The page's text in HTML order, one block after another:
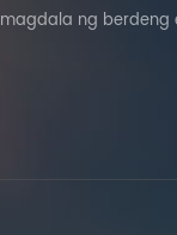
magdala ng berdeng